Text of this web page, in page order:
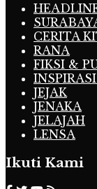
CERITA
RANA
FIKSI &
JEJAK
JENAKA
JELAJAH
LENSA
Ikuti Kami